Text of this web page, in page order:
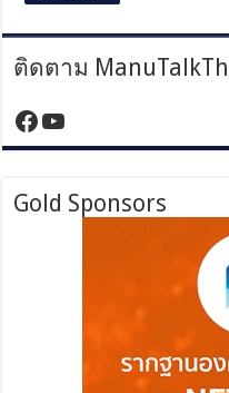
ติดตาม
https://
YouTube
Gold Sponsors